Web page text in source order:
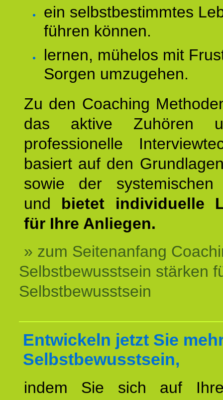
ein selbstbestimmtes
führen können.
lernen, mühelos mit
Sorgen umzugehen.
Zu den Coaching
das aktive Zuhören
professionelle
basiert auf den
sowie der systemischen
und bietet individuelle
für Ihre Anliegen.
» zum Seitenanfang
Selbstbewusstsein stärken
Selbstbewusstsein
Entwickeln jetzt Sie
Selbstbewusstsein,
indem Sie sich auf